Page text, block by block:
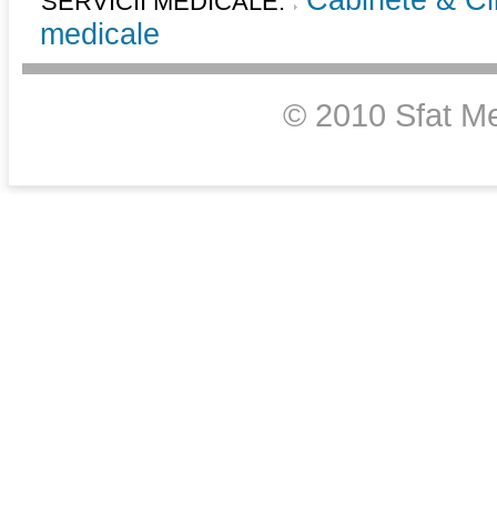
medicale
© 2010 Sfat